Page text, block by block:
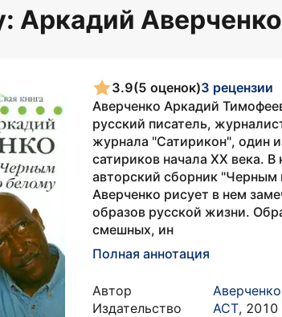
: Аркадий Аверченко
3.9(5 оценок)3 рецензии
Аверченко Аркадий
русский писатель,
журнала "Сатирикон", один
сатириков начала XX века. В
авторский сборник "Черным
Аверченко рисует в нем
образов русской жизни.
смешных, ин
Полная аннотация
Автор
Издательство
АСТ, 2010